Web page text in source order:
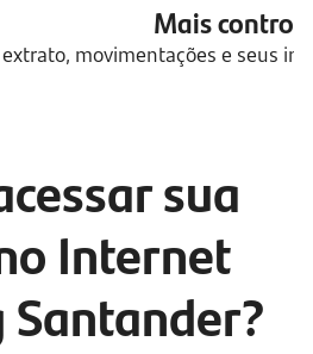
Mais
movimentações e seus
sua
Internet